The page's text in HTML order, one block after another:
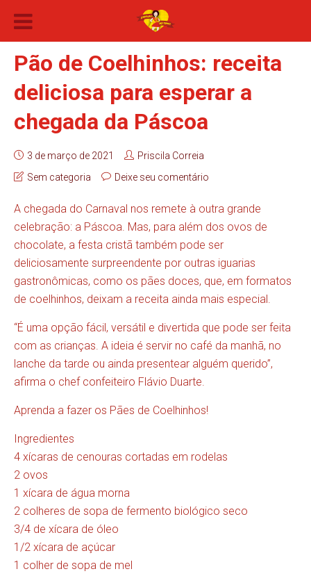
Pão de Coelhinhos: receita
deliciosa para esperar a
chegada da Páscoa
3 de março de 2021
Priscila Correia
Sem categoria
Deixe seu comentário
A chegada do Carnaval nos remete à outra grande
celebração: a Páscoa. Mas, para além dos ovos de
chocolate, a festa cristã também pode ser
deliciosamente surpreendente por outras iguarias
gastronômicas, como os pães doces, que, em formatos
de coelhinhos, deixam a receita ainda mais especial.
“É uma opção fácil, versátil e divertida que pode ser feita
com as crianças. A ideia é servir no café da manhã, no
lanche da tarde ou ainda presentear alguém querido”,
afirma o chef confeiteiro Flávio Duarte.
Aprenda a fazer os Pães de Coelhinhos!
Ingredientes
4 xícaras de cenouras cortadas em rodelas
2 ovos
1 xícara de água morna
2 colheres de sopa de fermento biológico seco
3/4 de xícara de óleo
1/2 xícara de açúcar
1 colher de sopa de mel